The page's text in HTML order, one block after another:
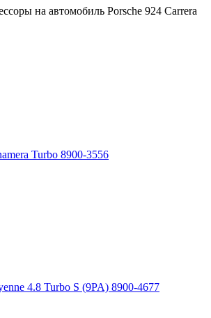
на автомобиль Porsche 924 Carrera
Turbo 8900-3556
4.8 Turbo S (9PA) 8900-4677